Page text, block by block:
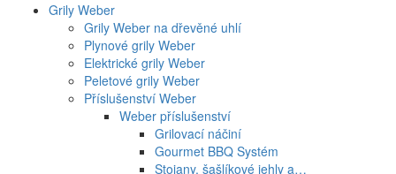
Grily Weber
Grily Weber na dřevěné uhlí
Plynové grily Weber
Elektrické grily Weber
Peletové grily Weber
Příslušenství Weber
Weber příslušenství
Grilovací náčiní
Gourmet BBQ Systém
Stojany, šašlíkové jehly a…